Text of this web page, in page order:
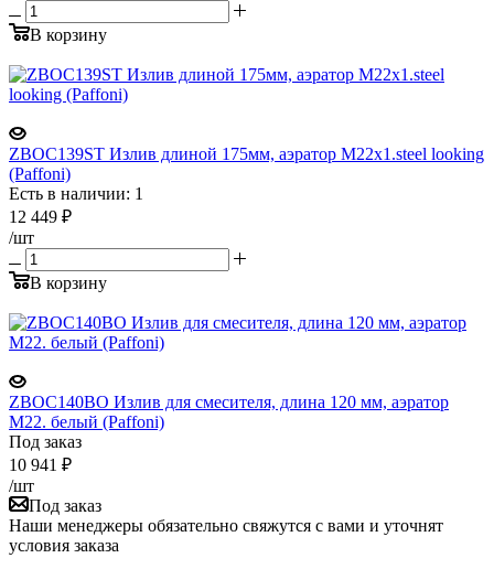
В корзину
ZBOC139ST Излив длиной 175мм, аэратор М22x1.steel looking
(Paffoni)
Есть в наличии: 1
12 449 ₽
/шт
В корзину
ZBOC140BO Излив для смесителя, длина 120 мм, аэратор
М22. белый (Paffoni)
Под заказ
10 941 ₽
/шт
Под заказ
Наши менеджеры обязательно свяжутся с вами и уточнят
условия заказа